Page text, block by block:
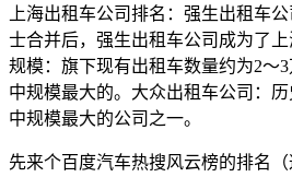
上海出租车公司排名：强生出租车
士合并后，强生出租车公司成为了上
规模：旗下现有出租车数量约为2～
中规模最大的。大众出租车公司：
中规模最大的公司之一。
先来个百度汽车热搜风云榜的排名